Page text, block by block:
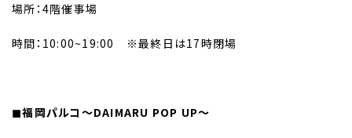
場所：4階催事場
時間：10:00~19:00 ※最終日は17時閉場
◼︎福岡パルコ〜DAIMARU POP UP〜